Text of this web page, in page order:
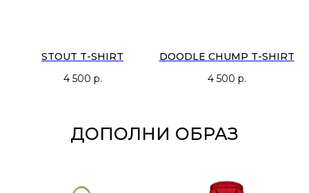
STOUT T-SHIRT
4 500 р.
DOODLE CHUMP T-SHIRT
4 500 р.
ДОПОЛНИ ОБРАЗ